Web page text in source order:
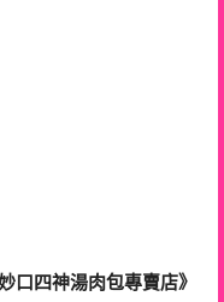
妙口四神湯肉包專賣店》